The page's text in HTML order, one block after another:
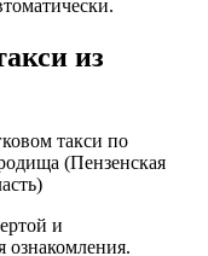
из
такси по
(Пензенская
и
ознакомления.